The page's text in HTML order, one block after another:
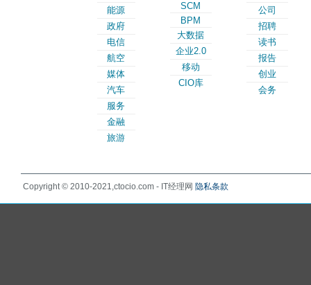
能源
政府
电信
航空
媒体
汽车
服务
金融
旅游
SCM
BPM
大数据
企业2.0
移动
CIO库
公司
招聘
读书
报告
创业
会务
Copyright © 2010-2021,ctocio.com - IT经理网 隐私条款